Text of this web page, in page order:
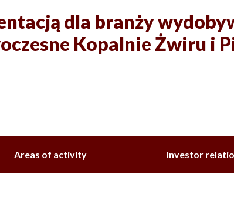
dla branży
Kopalnie Żwiru i
Areas of activity Investor